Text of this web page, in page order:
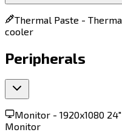
Thermal Paste -
cooler
Peripherals
Monitor - 1920x1080
Monitor​​​​‌ ‍ ​‍​‍‌‍ ‌ ​‍‌‍‍‌‌‍‌ ‌‍‍‌‌‍ ‍​‍​‍​ ‍‍​‍​‍‌ ​ ‌‍​‌‌‍ ‍‌‍‍‌‌ ‌​‌ ‍‌​‍ ‍‌‍‍‌‌‍ ​‍​‍​‍ ​​‍​‍‌‍‍​‌ ​‍‌‍‌‌‌‍‌‍​‍​‍​ ‍‍​‍​‍​‍ ‌‍​‌‌‍‌​‌‍ ‌‌‍‍‌‌‍ ‍​‍ ‌‍‍‌‌‍ ‍‌ ‌​‌‍‌‌‌‍ ‍‌ ‌​​‍ ‌‍‌‌‌‍‌​‌‍‍‌‌ ‌​​‍ ‌‍ ‌‌‍ ‌‍‌​‌‍‌‌​ ‌‌ ​​‌ ​‍‌‍‌‌‌ ​ ‌‍‌‌‌‍ ‍‌ ‌​‌‍​‌‌ ‌​‌‍‍‌‌‍ ‌‍ ‍​ ‍ ‌‍‍‌‌‍‌​​ ‌​ ‍​‌‍‌​‌‍​‍​ ‌‌​ ‌‌​ ‌‌​ ​‍​ ​​​‍ ‌‌‍‌‌‌‍‌‍​ ​ ​ ​‍​‍ ‌​ ‌​‌‍​ ‌‍‌‍​ ​ ​‍ ‌​ ‍‌​ ​ ​ ​​‌‍​‌​‍ ‌​ ‌​​ ​​​ ‌‌​ ​​​ ‍​‌‍​‌​ ‌‌​ ‌​​ ​‌​ ‍‌‌‍‌‌‌‍​ ​ ‍ ‌ ‌​‌ ‍‌‌ ​​‌‍‌‌​ ‌‌‍ ‌‌‍ ‌‍ ‍‌‍‍‌‌ ‌​‌‍ ‌ ​‍​ ‍ ‌ ​​‌‍​‌‌ ‌​‌‍‍​​ ‌‌‍ ‍‌‍​‌‌‍ ‌‌‍‌‌​ ‌‍​‍‌‍​‌‌ ​ ‌‍‌‌‌‌‌‌‌ ​‍‌‍ ​​ ‌​‍‌‌​ ​‍‌​‌‍‌‍​‌‌‍‌​‌‍ ‌‌‍‍‌‌‍ ‍​‍‌‍‌‍‍‌‌‍‌​​ ‌​ ‍​‌‍‌​‌‍​‍​ ‌‌​ ‌‌​ ‌‌​ ​‍​ ​​​‍ ‌‌‍‌‌‌‍‌‍​ ​ ​ ​‍​‍ ‌​ ‌​‌‍​ ‌‍‌‍​ ​ ​‍ ‌​ ‍‌​ ​ ​ ​​‌‍​‌​‍ ‌​ ‌​​ ​​​ ‌‌​ ​​​ ‍​‌‍​‌​ ‌‌​ ‌​​ ​‌​ ‍‌‌‍‌‌‌‍​ ​‍‌‍‌ ‌​‌ ‍‌‌ ​​‌‍‌‌​ ‌‌‍ ‌‌‍ ‌‍ ‍‌‍‍‌‌ ‌​‌‍ ‌ ​‍​‍‌‍‌ ​​‌‍​‌‌ ‌​‌‍‍​​ ‌‌‍ ‍‌‍​‌‌‍ ‌‌‍‌‌​‍‌‍‌ ​​‌‍‌‌‌ ​‍‌ ​ ‌ ​​‌‍‌‌‌‍​ ‌ ‌​‌‍‍‌‌ ‌‍‌‍‌‌​ ‌‌ ​​‌ ‌‌‌‍​‍‌‍ ​‌‍‍‌‌ ​ ‌‍‍​‌‍‌‌‌‍‌​​‍​‍‌ ‌